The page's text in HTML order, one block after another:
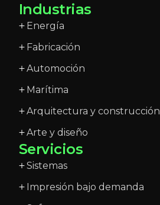
Industrias
Energía
Fabricación
Automoción
Marítima
Arquitectura y construcción
Arte y diseño
Servicios
Sistemas
Impresión bajo demanda